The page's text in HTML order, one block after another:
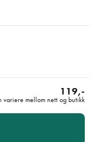
119,-
variere mellom nett og butikk